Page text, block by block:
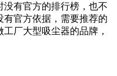
有官方的排行榜，也不
官方依据，需要推荐的
厂大型吸尘器的品牌，